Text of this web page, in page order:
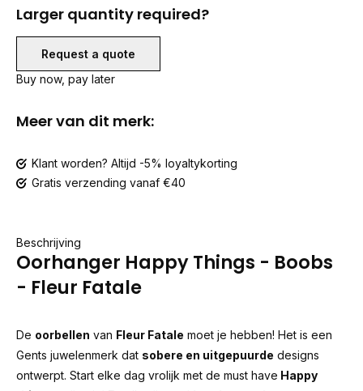
Larger quantity required?
Request a quote
Buy now, pay later
Meer van dit merk:
Klant worden? Altijd -5% loyaltykorting
Gratis verzending vanaf €40
Beschrijving
Oorhanger Happy Things - Boobs
- Fleur Fatale
De oorbellen van Fleur Fatale moet je hebben! Het is een
Gents juwelenmerk dat sobere en uitgepuurde designs
ontwerpt. Start elke dag vrolijk met de must have Happy